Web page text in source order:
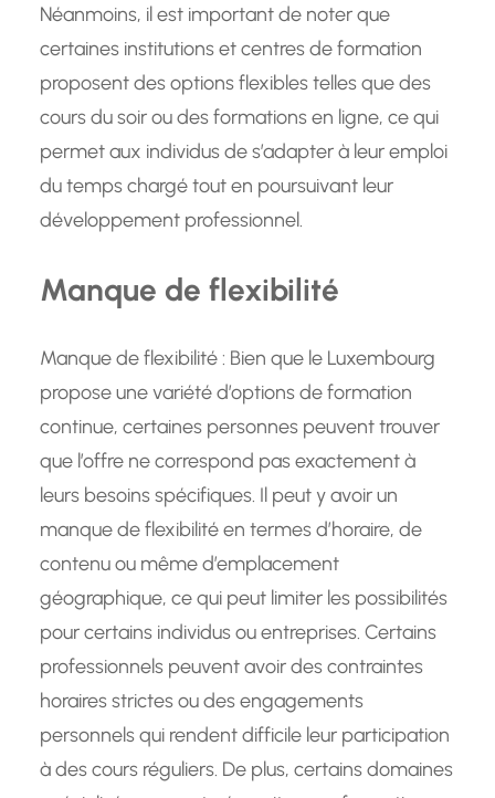
Néanmoins, il est important de noter que
certaines institutions et centres de formation
proposent des options flexibles telles que des
cours du soir ou des formations en ligne, ce qui
permet aux individus de s’adapter à leur emploi
du temps chargé tout en poursuivant leur
développement professionnel.
Manque de flexibilité
Manque de flexibilité : Bien que le Luxembourg
propose une variété d’options de formation
continue, certaines personnes peuvent trouver
que l’offre ne correspond pas exactement à
leurs besoins spécifiques. Il peut y avoir un
manque de flexibilité en termes d’horaire, de
contenu ou même d’emplacement
géographique, ce qui peut limiter les possibilités
pour certains individus ou entreprises. Certains
professionnels peuvent avoir des contraintes
horaires strictes ou des engagements
personnels qui rendent difficile leur participation
à des cours réguliers. De plus, certains domaines